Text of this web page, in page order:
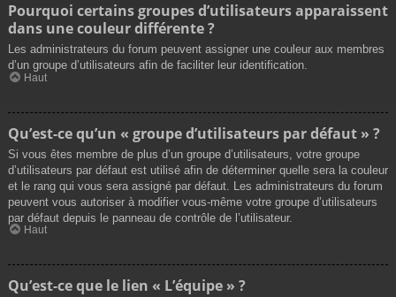
Pourquoi certains groupes d’utilisateurs apparaissent
dans une couleur différente ?
Les administrateurs du forum peuvent assigner une couleur aux membres
d’un groupe d’utilisateurs afin de faciliter leur identification.
Haut
Qu’est-ce qu’un « groupe d’utilisateurs par défaut » ?
Si vous êtes membre de plus d’un groupe d’utilisateurs, votre groupe
d’utilisateurs par défaut est utilisé afin de déterminer quelle sera la couleur
et le rang qui vous sera assigné par défaut. Les administrateurs du forum
peuvent vous autoriser à modifier vous-même votre groupe d’utilisateurs
par défaut depuis le panneau de contrôle de l’utilisateur.
Haut
Qu’est-ce que le lien « L’équipe » ?